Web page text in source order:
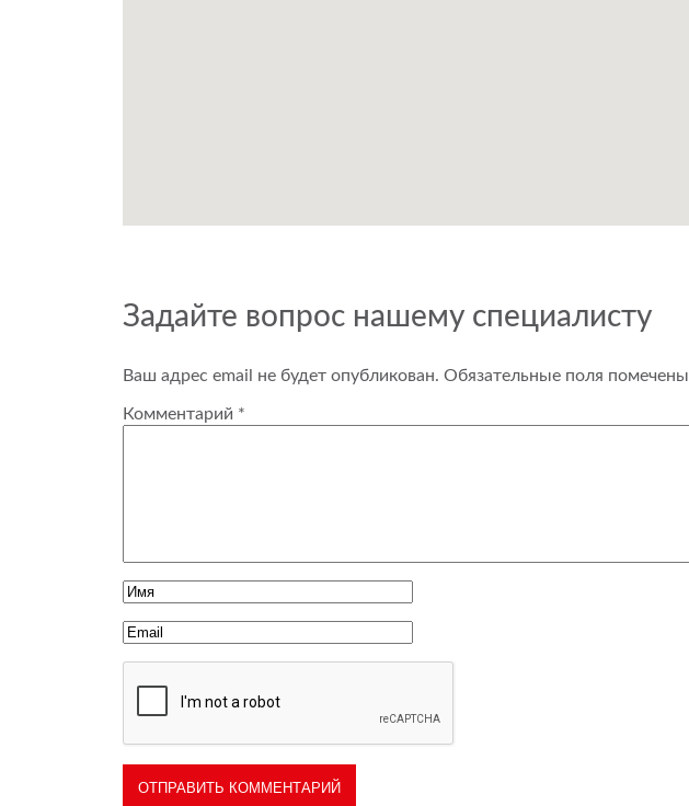
Задайте вопрос нашему специалисту
Ваш адрес email не будет опубликован. Обязательные поля помечены
Комментарий *